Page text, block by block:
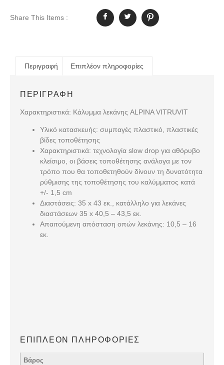
Share This Items :
Περιγραφή Επιπλέον πληροφορίες
ΠΕΡΙΓΡΑΦΉ
Χαρακτηριστικά: Κάλυμμα λεκάνης ALPINA VITRUVIT
Υλικό κατασκευής: συμπαγές πλαστικό, πλαστικές
βίδες τοποθέτησης
Χαρακτηριστικά: τεχνολογία slow drop για αθόρυβο
κλείσιμο, οι βάσεις τοποθέτησης ανάλογα με τον
τρόπο που θα τοποθετηθούν δίνουν τη δυνατότητα
ρύθμισης της τοποθέτησης του καλύμματος κατά
+/- 1,5 cm
Διαστάσεις: 35 x 43 εκ., κατάλληλο για λεκάνες
διαστάσεων 35 x 40,5 – 43,5 εκ.
Απαιτούμενη απόσταση οπών λεκάνης: 10,5 – 16
εκ.
ΕΠΙΠΛΈΟΝ ΠΛΗΡΟΦΟΡΊΕΣ
Βάρος